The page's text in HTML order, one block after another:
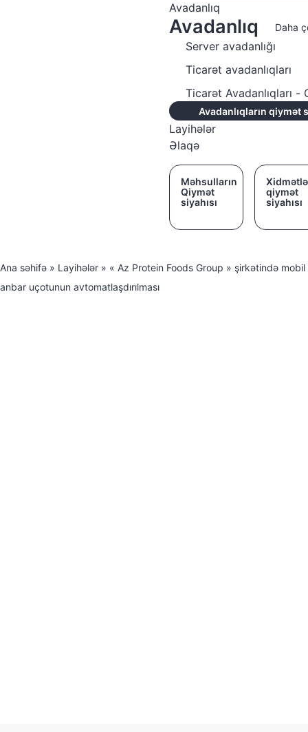
Avadanlıq
Avadanlıq Daha
Server avadanlığı
Ticarət avadanlıqları
Ticarət Avadanlıqları -
Avadanlıqların qiymət
Layihələr
Əlaqə
Məhsulların
Qiymət
siyahısı
qiymət
siyahısı
Ana səhifə » Layihələr » « Az Protein Foods Group » şirkətində mobil
anbar uçotunun avtomatlaşdırılması